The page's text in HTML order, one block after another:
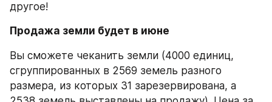
другое!
Продажа земли будет в июне
Вы сможете чеканить земли (4000 единиц,
сгруппированных в 2569 земель разного
размера, из которых 31 зарезервирована, а